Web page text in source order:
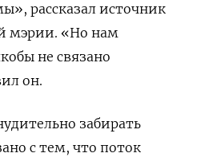
рассказал источник
мэрии. «Но нам
не связано
он.
забирать
с тем, что поток